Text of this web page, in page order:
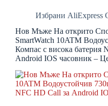
Избрани AliExpress
Нов Мъже На открито
SmartWatch 10ATM
Компас с висока батерия
Android IOS часовник –